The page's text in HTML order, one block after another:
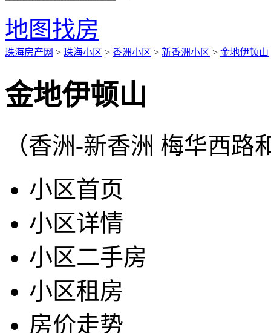
地图找房
珠海房产网 > 珠海小区 > 香洲小区 > 新香洲小区 > 金地伊顿山
金地伊顿山
（香洲-新香洲 梅华西
小区首页
小区详情
小区二手房
小区租房
房价走势